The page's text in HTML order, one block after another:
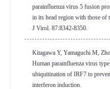
parainfluenza virus 5 fusion
in its head region with those of
J Virol. 87:8342-8350.
Kitagawa Y, Yamaguchi M,
Human parainfluenza virus
ubiquitination of IRF7 to
interferon induction.